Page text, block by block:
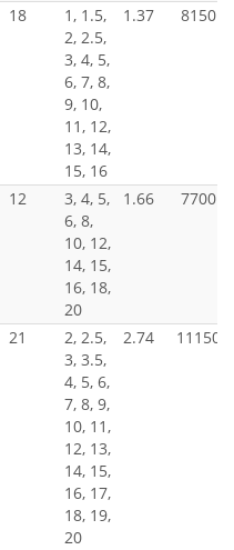
18
1, 1.5,
2, 2.5,
3, 4, 5,
6, 7, 8,
9, 10,
11, 12,
13, 14,
15, 16
1.37 8150
12
3, 4, 5,
6, 8,
10, 12,
14, 15,
16, 18,
20
1.66 7700
21
2, 2.5,
3, 3.5,
4, 5, 6,
7, 8, 9,
10, 11,
12, 13,
14, 15,
16, 17,
18, 19,
20
2.74 11150